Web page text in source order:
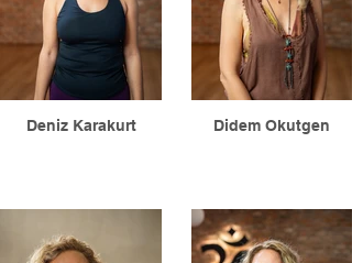
Deniz Karakurt Didem Okutgen